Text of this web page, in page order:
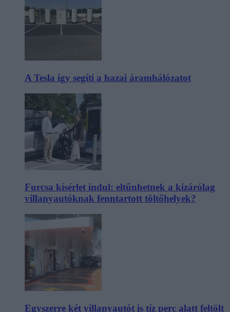
A Tesla így segíti a hazai áramhálózatot
Furcsa kísérlet indul: eltűnhetnek a kizárólag
villanyautóknak fenntartott töltőhelyek?
Egyszerre két villanyautót is tíz perc alatt feltölt